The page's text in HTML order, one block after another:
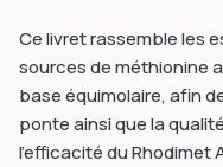
Ce livret rassemble les
sources de méthionine
base équimolaire, afin
ponte ainsi que la
l'efficacité du Rhodimet